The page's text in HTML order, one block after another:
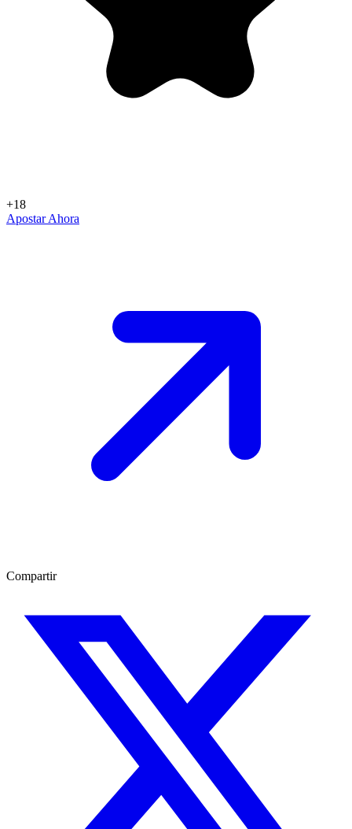
+18
Apostar Ahora
Compartir